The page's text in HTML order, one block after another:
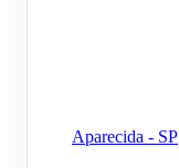
Aparecida - SP